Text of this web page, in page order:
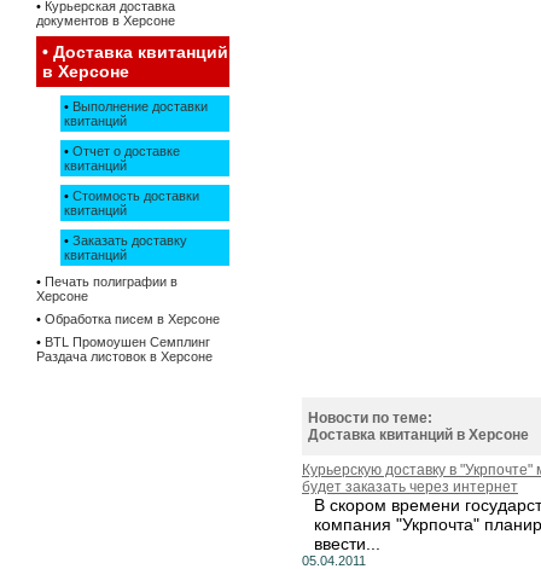
• Курьерская доставка
документов в Херсоне
• Доставка квитанций
в Херсоне
• Выполнение доставки
квитанций
• Отчет о доставке
квитанций
• Стоимость доставки
квитанций
• Заказать доставку
квитанций
• Печать полиграфии в
Херсоне
• Обработка писем в Херсоне
• BTL Промоушен Семплинг
Раздача листовок в Херсоне
Новости по теме:
Доставка квитанций в Херсоне
Курьерскую доставку в "Укрпочте"
будет заказать через интернет
В скором времени
компания "Укрпочта"
ввести...
05.04.2011